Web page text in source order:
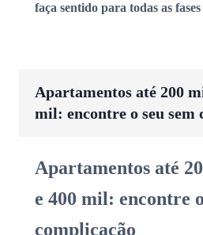
faça sentido para todas as
Apartamentos até 200
mil: encontre o seu sem
Apartamentos até
e 400 mil: encontre
complicação